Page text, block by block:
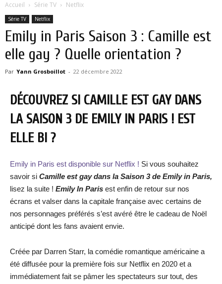
Accueil Série TV Netflix
Série TV Netflix
Emily in Paris Saison 3 : Camille est
elle gay ? Quelle orientation ?
Par Yann Grosboillot - 22 décembre 2022
DÉCOUVREZ SI CAMILLE EST GAY DANS
LA SAISON 3 DE EMILY IN PARIS ! EST
ELLE BI ?
Emily in Paris est disponible sur Netflix ! Si vous souhaitez
savoir si Camille est gay dans la Saison 3 de Emily in Paris,
lisez la suite ! Emily In Paris est enfin de retour sur nos
écrans et valser dans la capitale française avec certains de
nos personnages préférés s’est avéré être le cadeau de Noël
anticipé dont les fans avaient envie.
Créée par Darren Starr, la comédie romantique américaine a
été diffusée pour la première fois sur Netflix en 2020 et a
immédiatement fait se pâmer les spectateurs sur tout, des